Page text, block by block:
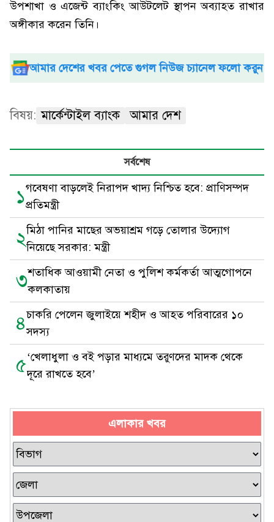
উপশাখা ও এজেন্ট ব্যাংকিং আউটলেট স্থাপন অব্যাহত রাখার
অঙ্গীকার করেন তিনি।
আমার দেশের খবর পেতে গুগল নিউজ চ্যানেল ফলো করুন
বিষয়: মার্কেন্টাইল ব্যাংক আমার দেশ
সর্বশেষ
১গবেষণা বাড়লেই নিরাপদ খাদ্য নিশ্চিত হবে: প্রাণিসম্পদ
প্রতিমন্ত্রী
২মিঠা পানির মাছের অভয়াশ্রম গড়ে তোলার উদ্যোগ
নিয়েছে সরকার: মন্ত্রী
৩শতাধিক আওয়ামী নেতা ও পুলিশ কর্মকর্তা আত্মগোপনে
কলকাতায়
৪চাকরি পেলেন জুলাইয়ে শহীদ ও আহত পরিবারের ১০
সদস্য
৫‘খেলাধুলা ও বই পড়ার মাধ্যমে তরুণদের মাদক থেকে
দূরে রাখতে হবে’
এলাকার খবর